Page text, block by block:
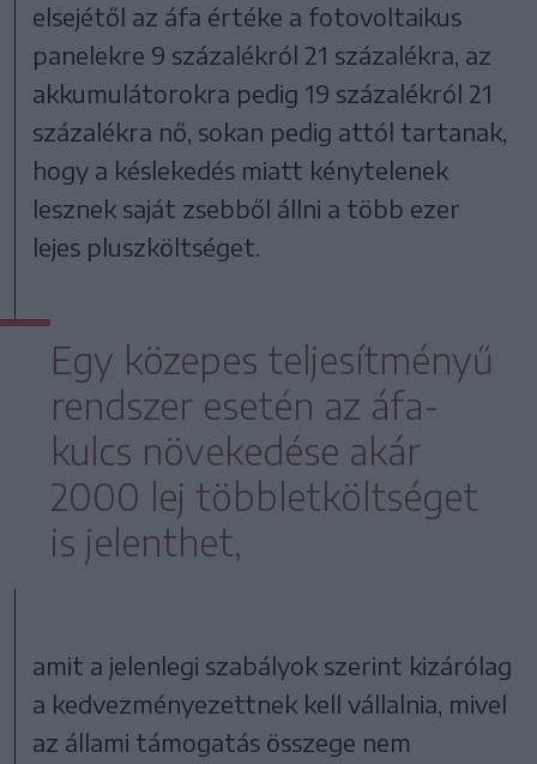
elsejétől az áfa értéke a fotovoltaikus
panelekre 9 százalékról 21 százalékra, az
akkumulátorokra pedig 19 százalékról 21
százalékra nő, sokan pedig attól tartanak,
hogy a késlekedés miatt kénytelenek
lesznek saját zsebből állni a több ezer
lejes pluszköltséget.
Egy közepes teljesítményű
rendszer esetén az áfa-
kulcs növekedése akár
2000 lej többletköltséget
is jelenthet,
amit a jelenlegi szabályok szerint kizárólag
a kedvezményezettnek kell vállalnia, mivel
az állami támogatás összege nem